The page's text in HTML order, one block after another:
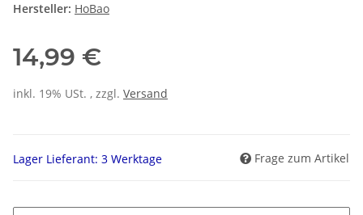
Hersteller: HoBao
14,99 €
inkl. 19% USt. , zzgl. Versand
Lager Lieferant: 3 Werktage Frage zum Artikel